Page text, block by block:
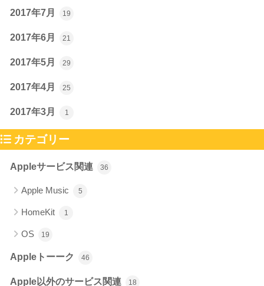
2017年7月 19
2017年6月 21
2017年5月 29
2017年4月 25
2017年3月 1
カテゴリー
Appleサービス関連 36
Apple Music 5
HomeKit 1
OS 19
Appleトーーク 46
Apple以外のサービス関連 18